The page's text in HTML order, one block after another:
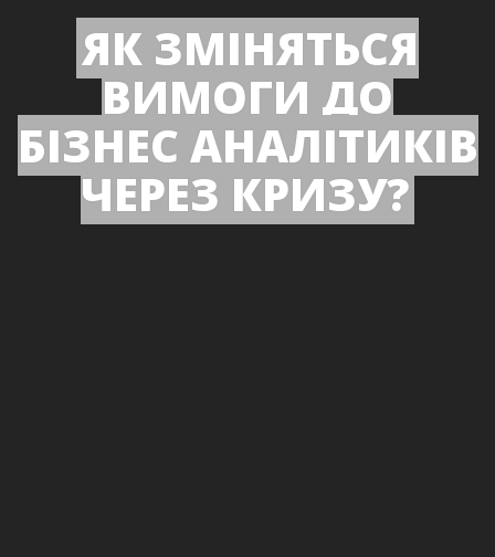
ЯК ЗМІНЯТЬСЯ
ВИМОГИ ДО
БІЗНЕС АНАЛІТИКІВ
ЧЕРЕЗ КРИЗУ?